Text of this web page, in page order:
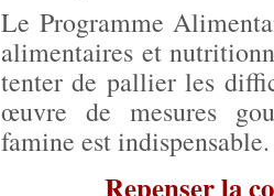
Le Programme
alimentaires et
tenter de pallier les
œuvre de mesures
famine est indispensable.
Repenser la